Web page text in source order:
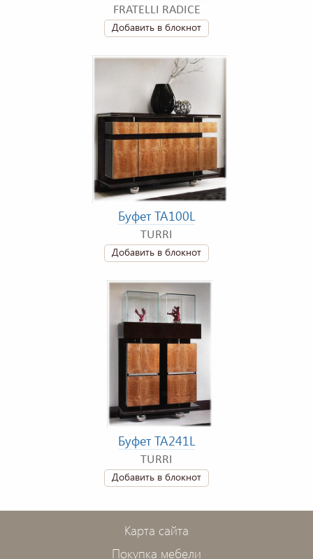
FRATELLI RADICE
Добавить в блокнот
Буфет TA100L
TURRI
Добавить в блокнот
Буфет TA241L
TURRI
Добавить в блокнот
Карта сайта
Покупка мебели